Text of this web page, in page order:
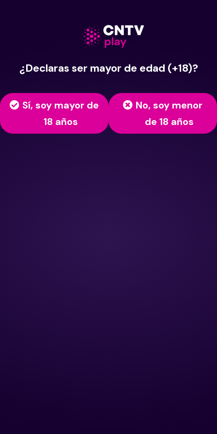
¿Declaras ser mayor de edad (+18)?
Sí, soy mayor de
18 años
No, soy menor
de 18 años